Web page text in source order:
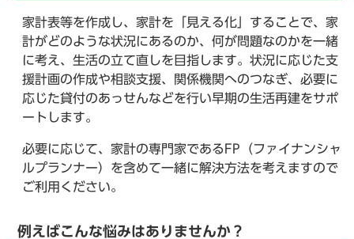
家計表等を作成し、家計を「見える化」することで、家
計がどのような状況にあるのか、何が問題なのかを一緒
に考え、生活の立て直しを目指します。状況に応じた支
援計画の作成や相談支援、関係機関へのつなぎ、必要に
応じた貸付のあっせんなどを行い早期の生活再建をサポ
ートします。
必要に応じて、家計の専門家であるFP（ファイナンシャ
ルプランナー）を含めて一緒に解決方法を考えますので
ご利用ください。
例えばこんな悩みはありませんか？